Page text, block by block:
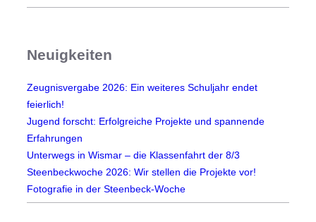
Neuigkeiten
Zeugnisvergabe 2026: Ein weiteres Schuljahr endet
feierlich!
Jugend forscht: Erfolgreiche Projekte und spannende
Erfahrungen
Unterwegs in Wismar – die Klassenfahrt der 8/3
Steenbeckwoche 2026: Wir stellen die Projekte vor!
Fotografie in der Steenbeck-Woche